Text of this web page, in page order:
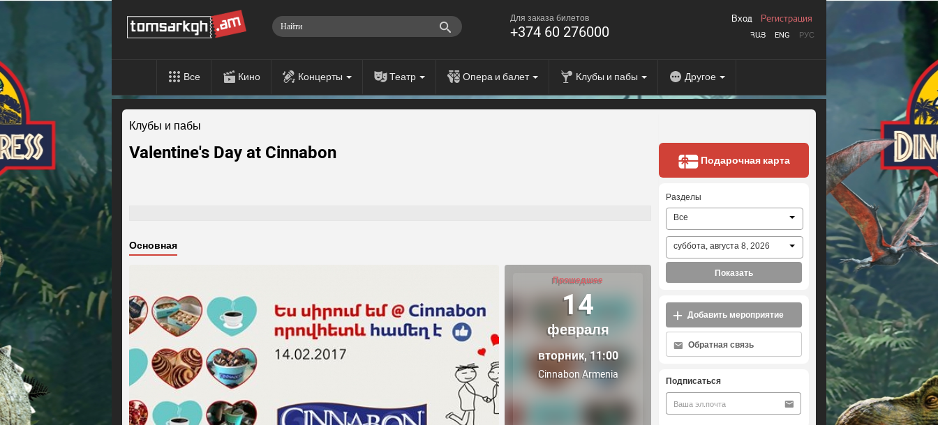
Для заказа билетов
+374 60 276000 ՀԱՅ ENG РУС
Вход Регистрация
Все Кино Концерты Театр Опера и балет Клубы и пабы Другое
Клубы и пабы
Valentine's Day at Cinnabon
Основная
Прошедшее
14
февраля
вторник, 11:00
Cinnabon Armenia
Подарочная карта
Разделы
Все
суббота, августа 8, 2026
Показать
Добавить мероприятие
Обратная связь
Подписаться